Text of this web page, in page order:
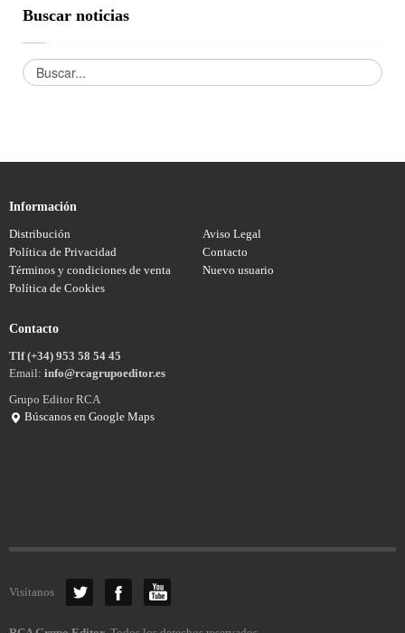
Buscar noticias
Información
Distribución
Aviso Legal
Política de Privacidad
Contacto
Términos y condiciones de venta
Nuevo usuario
Política de Cookies
Contacto
Tlf (+34) 953 58 54 45
Email: info@rcagrupoeditor.es
Grupo Editor RCA
Búscanos en Google Maps
Visítanos